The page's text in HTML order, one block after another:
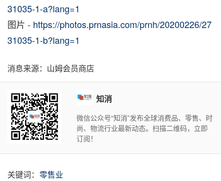
31035-1-a?lang=1
图片 - https://photos.prnasia.com/prnh/20200226/27
31035-1-b?lang=1
消息来源：山姆会员商店
知消
微信公众号“知消”发布全球消费品、零售、时
尚、物流行业最新动态。扫描二维码，立即
订阅！
关键词： 零售业